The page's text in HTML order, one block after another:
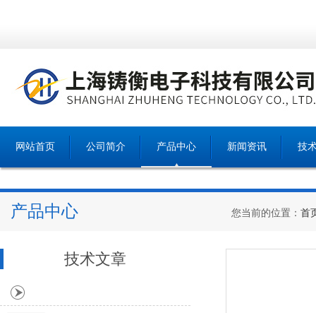
网站首页 公司简介 产品中心 新闻资讯 技
产品中心 您当前的位置： 首
技术文章